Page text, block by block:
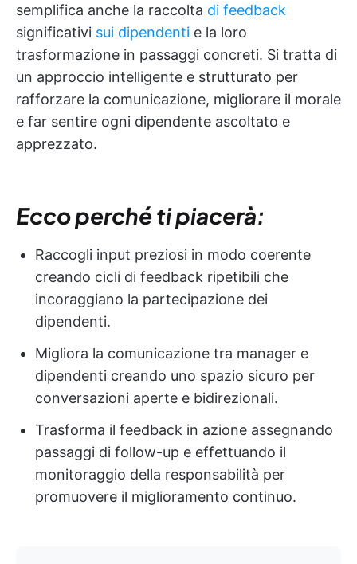
semplifica anche la raccolta di feedback
significativi sui dipendenti e la loro
trasformazione in passaggi concreti. Si tratta di
un approccio intelligente e strutturato per
rafforzare la comunicazione, migliorare il morale
e far sentire ogni dipendente ascoltato e
apprezzato.
Ecco perché ti piacerà:
Raccogli input preziosi in modo coerente
creando cicli di feedback ripetibili che
incoraggiano la partecipazione dei
dipendenti.
Migliora la comunicazione tra manager e
dipendenti creando uno spazio sicuro per
conversazioni aperte e bidirezionali.
Trasforma il feedback in azione assegnando
passaggi di follow-up e effettuando il
monitoraggio della responsabilità per
promuovere il miglioramento continuo.